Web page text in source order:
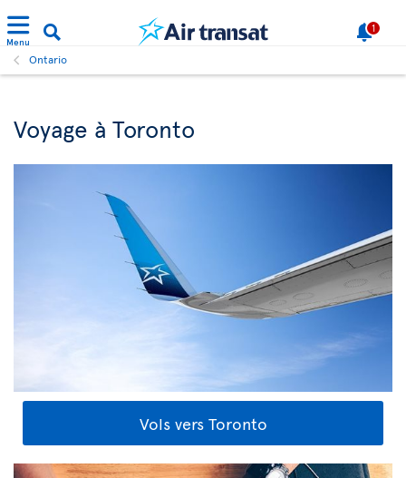
Menu
1
Ontario
Voyage à Toronto
Vols vers Toronto